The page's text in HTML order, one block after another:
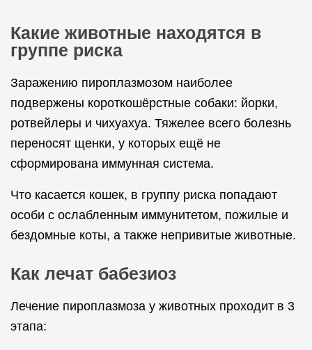
Какие животные находятся в
группе риска
Заражению пироплазмозом наиболее
подвержены короткошёрстные собаки: йорки,
ротвейлеры и чихуахуа. Тяжелее всего болезнь
переносят щенки, у которых ещё не
сформирована иммунная система.
Что касается кошек, в группу риска попадают
особи с ослабленным иммунитетом, пожилые и
бездомные коты, а также непривитые животные.
Как лечат бабезиоз
Лечение пироплазмоза у животных проходит в 3
этапа: